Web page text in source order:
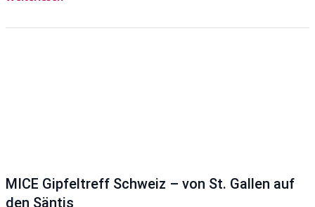
MICE Gipfeltreff Schweiz – von St. Gallen auf
den Säntis